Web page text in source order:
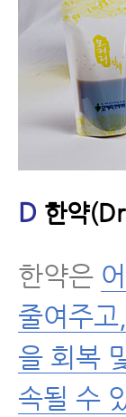
D 한약
한약은
줄여주
을 회복
속될 수